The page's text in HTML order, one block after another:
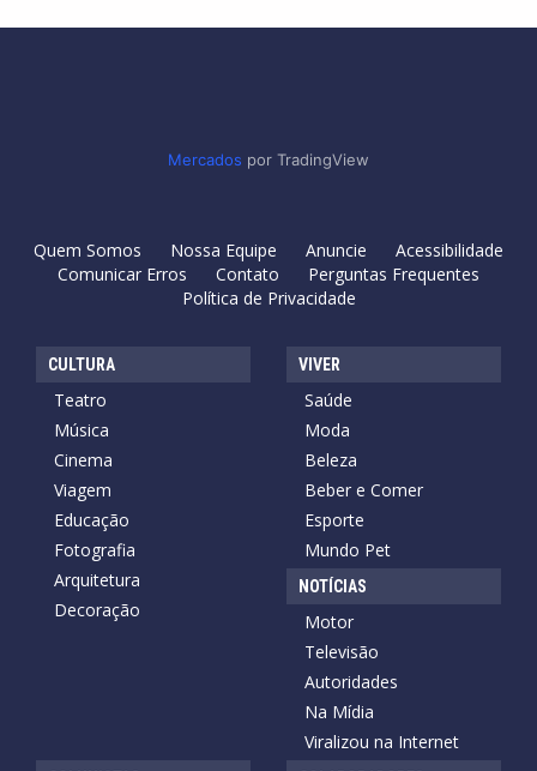
Mercados por TradingView
Quem Somos Nossa Equipe Anuncie
Acessibilidade
Comunicar Erros
Contato
Perguntas Frequentes
Política de Privacidade
CULTURA
Teatro
Música
Cinema
Viagem
Educação
Fotografia
Arquitetura
Decoração
VIVER
Saúde
Moda
Beleza
Beber e Comer
Esporte
Mundo Pet
NOTÍCIAS
Motor
Televisão
Autoridades
Na Mídia
Viralizou na Internet